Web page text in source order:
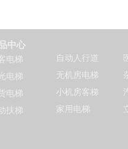
中心
电梯
电梯
电梯
扶梯
自动人行道
无机房电梯
小机房客梯
家用电梯